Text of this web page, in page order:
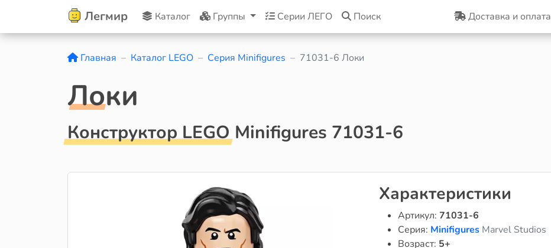
Легмир Каталог Группы Серии ЛЕГО Поиск Доставка и оплата
Главная Каталог LEGO Серия Minifigures 71031-6 Локи
Локи
Конструктор LEGO Minifigures 71031-6
Характеристики
Артикул: 71031-6
Серия: Minifigures Marvel Studios
Возраст: 5+